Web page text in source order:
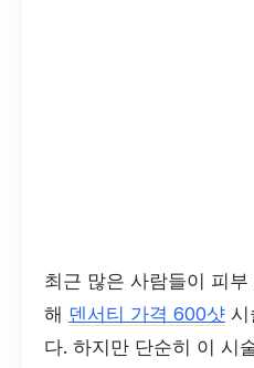
최근 많은 사람들이 피
해 덴서티 가격 600샷 시
다. 하지만 단순히 이 시